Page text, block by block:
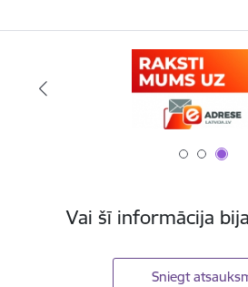
Vai šī informācija
Sniegt